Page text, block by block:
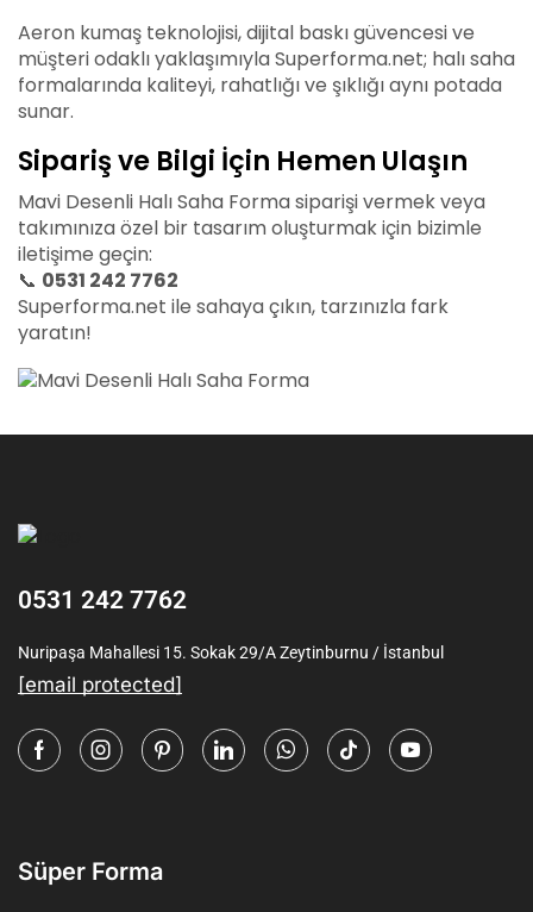
Aeron kumaş teknolojisi, dijital baskı güvencesi ve
müşteri odaklı yaklaşımıyla Superforma.net; halı saha
formalarında kaliteyi, rahatlığı ve şıklığı aynı potada
sunar.
Sipariş ve Bilgi İçin Hemen Ulaşın
Mavi Desenli Halı Saha Forma siparişi vermek veya
takımınıza özel bir tasarım oluşturmak için bizimle
iletişime geçin:
📞 0531 242 7762
Superforma.net ile sahaya çıkın, tarzınızla fark
yaratın!
0531 242 7762
Nuripaşa Mahallesi 15. Sokak 29/A Zeytinburnu / İstanbul
[email protected]
Süper Forma